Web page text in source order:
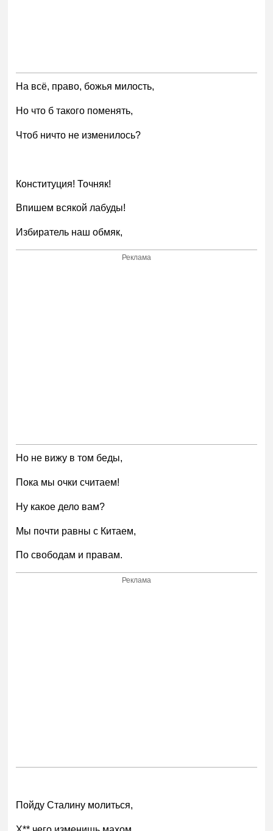
На всё, право, божья милость,
Но что б такого поменять,
Чтоб ничто не изменилось?
Конституция! Точняк!
Впишем всякой лабуды!
Избиратель наш обмяк,
Реклама
Но не вижу в том беды,
Пока мы очки считаем!
Ну какое дело вам?
Мы почти равны с Китаем,
По свободам и правам.
Реклама
Пойду Сталину молиться,